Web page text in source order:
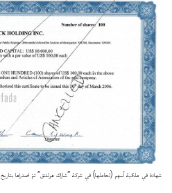
شهادة في ملكية أسهم (لحاملها) في شركة “شاراك هولدنق” تمّ اصدراها بتاريخ 30 مارس 2006